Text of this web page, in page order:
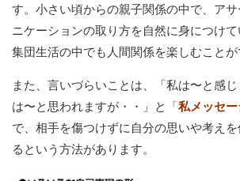
す。小さい頃からの親子関係の中で、アサ
ニケーションの取り方を自然に身につけ
集団生活の中でも人間関係を楽しむことが
また、言いづらいことは、「私は〜と感
は〜と思われますが・・」と
「私メッセー
で、相手を傷つけずに自分の思いや考え
るという方法があります。